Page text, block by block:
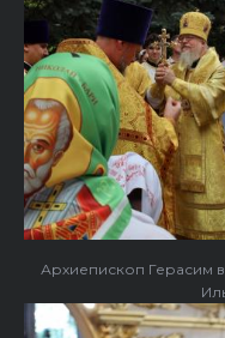
Архиепископ Герасим